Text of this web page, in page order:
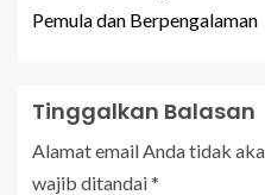
Pemula dan Berpengalaman
Tinggalkan Balasan
Alamat email Anda tidak
wajib ditandai*